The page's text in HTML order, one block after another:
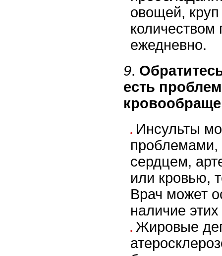
овощей,
количеством
ежедневно.
9.
есть
Инсульты
проблемами,
сердцем,
или кровью,
Врач может
наличие
Жировые